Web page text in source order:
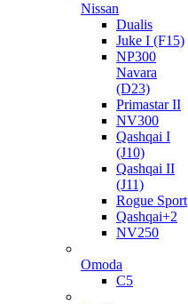
Nissan
Dualis
Juke I (F15)
NP300
Navara
(D23)
Primastar II
NV300
Qashqai I
(J10)
Qashqai II
(J11)
Rogue Sport
Qashqai+2
NV250
Omoda
C5